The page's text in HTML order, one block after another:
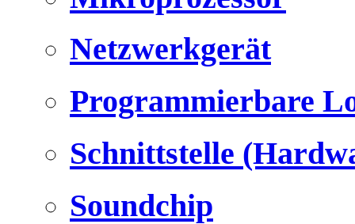
Netzwerkgerät
Programmierbare
Schnittstelle
Soundchip